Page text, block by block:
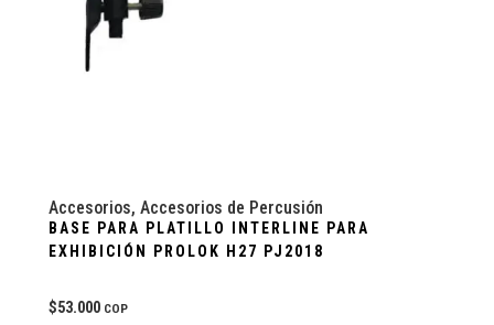
Accesorios, Accesorios de Percusión
BASE PARA PLATILLO INTERLINE PARA
EXHIBICIÓN PROLOK H27 PJ2018
$53.000 COP